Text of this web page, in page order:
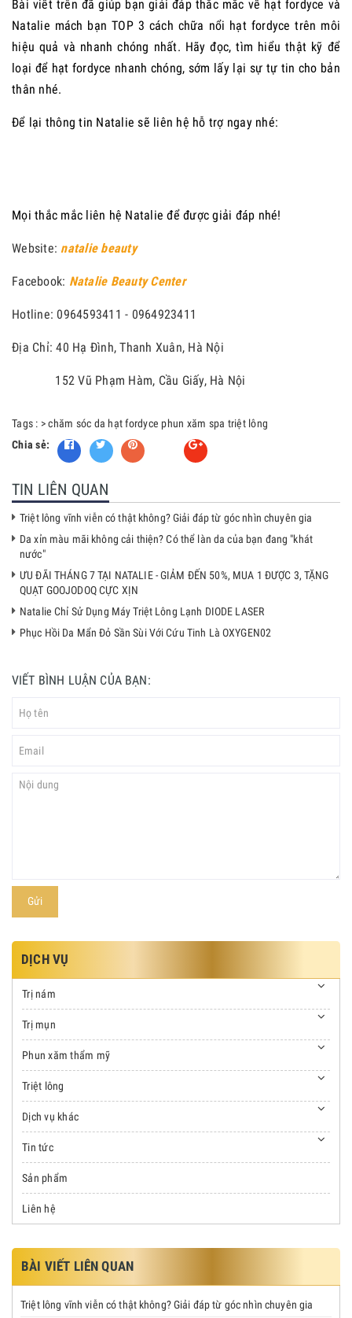
Bài viết trên đã giúp bạn giải đáp thắc mắc về hạt fordyce và
Natalie mách bạn TOP 3 cách chữa nổi hạt fordyce trên môi
hiệu quả và nhanh chóng nhất. Hãy đọc, tìm hiểu thật kỹ để
loại để hạt fordyce nhanh chóng, sớm lấy lại sự tự tin cho bản
thân nhé.
Để lại thông tin Natalie sẽ liên hệ hỗ trợ ngay nhé:
Mọi thắc mắc liên hệ Natalie để được giải đáp nhé!
Website:natalie beauty
Facebook: Natalie Beauty Center
Hotline: 0964593411 - 0964923411
Địa Chỉ: 40 Hạ Đình, Thanh Xuân, Hà Nội
152 Vũ Phạm Hàm, Cầu Giấy, Hà Nội
Tags : >chăm sóc da hạt fordyce phun xăm spa triệt lông
Chia sẻ:
TIN LIÊN QUAN
Triệt lông vĩnh viễn có thật không? Giải đáp từ góc nhìn chuyên gia
Da xỉn màu mãi không cải thiện? Có thể làn da của bạn đang "khát
nước"
ƯU ĐÃI THÁNG 7 TẠI NATALIE - GIẢM ĐẾN 50%, MUA 1 ĐƯỢC 3, TẶNG
QUẠT GOOJODOQ CỰC XỊN
Natalie Chỉ Sử Dụng Máy Triệt Lông Lạnh DIODE LASER
Phục Hồi Da Mẩn Đỏ Sần Sùi Với Cứu Tinh Là OXYGEN02
VIẾT BÌNH LUẬN CỦA BẠN:
Gửi
DỊCH VỤ
Trị nám
Trị mụn
Phun xăm thẩm mỹ
Triệt lông
Dịch vụ khác
Tin tức
Sản phẩm
Liên hệ
BÀI VIẾT LIÊN QUAN
Triệt lông vĩnh viễn có thật không? Giải đáp từ góc nhìn chuyên gia